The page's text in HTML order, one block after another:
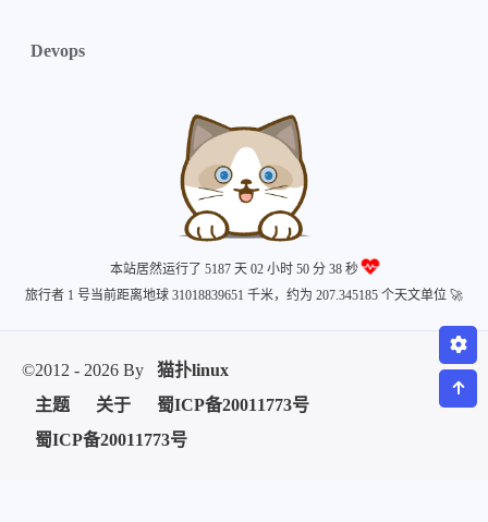
Devops
本站居然运行了 5187 天02 小时 50 分 38 秒
旅行者 1 号当前距离地球 31018839651 千米，约为 207.345185 个天文单位 🚀
©2012 - 2026 By
猫扑linux
主题
关于
蜀ICP备20011773号
蜀ICP备20011773号